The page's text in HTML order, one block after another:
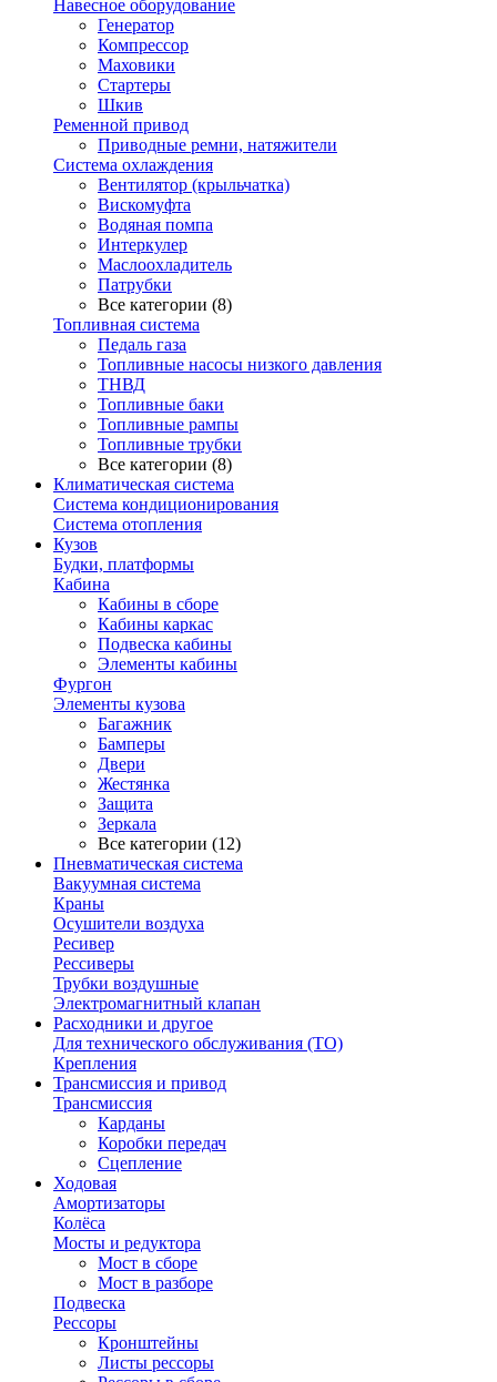
Навесное оборудование
Генератор
Компрессор
Маховики
Стартеры
Шкив
Ременной привод
Приводные ремни, натяжители
Система охлаждения
Вентилятор (крыльчатка)
Вискомуфта
Водяная помпа
Интеркулер
Маслоохладитель
Патрубки
Все категории (8)
Топливная система
Педаль газа
Топливные насосы низкого давления
ТНВД
Топливные баки
Топливные рампы
Топливные трубки
Все категории (8)
Климатическая система
Система кондиционирования
Система отопления
Кузов
Будки, платформы
Кабина
Кабины в сборе
Кабины каркас
Подвеска кабины
Элементы кабины
Фургон
Элементы кузова
Багажник
Бамперы
Двери
Жестянка
Защита
Зеркала
Все категории (12)
Пневматическая система
Вакуумная система
Краны
Осушители воздуха
Ресивер
Рессиверы
Трубки воздушные
Электромагнитный клапан
Расходники и другое
Для технического обслуживания (ТО)
Крепления
Трансмиссия и привод
Трансмиссия
Карданы
Коробки передач
Сцепление
Ходовая
Амортизаторы
Колёса
Мосты и редуктора
Мост в сборе
Мост в разборе
Подвеска
Рессоры
Кронштейны
Листы рессоры